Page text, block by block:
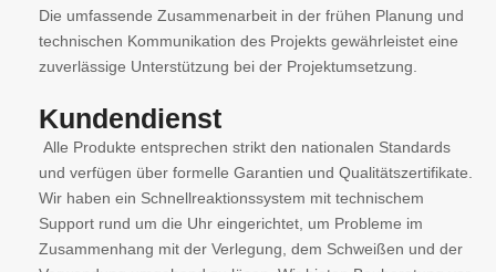
Die umfassende Zusammenarbeit in der frühen Planung und
technischen Kommunikation des Projekts gewährleistet eine
zuverlässige Unterstützung bei der Projektumsetzung.
Kundendienst
Alle Produkte entsprechen strikt den nationalen Standards
und verfügen über formelle Garantien und Qualitätszertifikate.
Wir haben ein Schnellreaktionssystem mit technischem
Support rund um die Uhr eingerichtet, um Probleme im
Zusammenhang mit der Verlegung, dem Schweißen und der